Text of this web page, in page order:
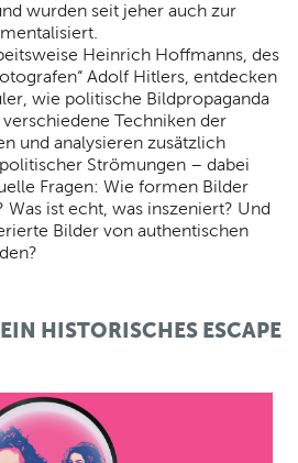
wurden seit jeher auch zur
Heinrich Hoffmanns, des
Adolf Hitlers, entdecken
wie politische Bildpropaganda
Techniken der
und analysieren zusätzlich
Strömungen – dabei
Fragen: Wie formen Bilder
Was ist echt, was inszeniert? Und
Bilder von authentischen
HISTORISCHES ESCAPE